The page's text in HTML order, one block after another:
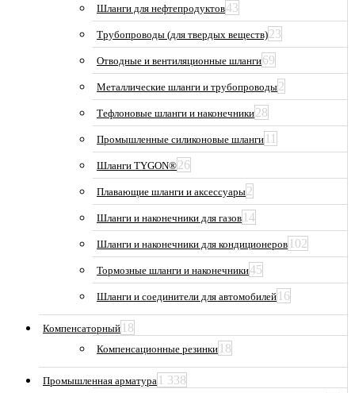
Шланги для нефтепродуктов43
Трубопроводы (для твердых веществ)23
Отводные и вентиляционные шланги69
Металлические шланги и трубопроводы2
Тефлоновые шланги и наконечники28
Промышленные силиконовые шланги 11
Шланги TYGON®26
Плавающие шланги и аксессуары2
Шланги и наконечники для газов 14
Шланги и наконечники для кондиционеров 102
Тормозные шланги и наконечники45
Шланги и соединители для автомобилей 16
Компенсаторный 18
Компенсационные резинки 18
Промышленная арматура 1 338